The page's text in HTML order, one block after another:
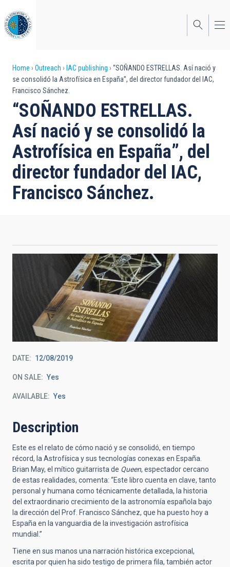
to
main
content
Breadcrumb
Home Outreach IAC publishing
“SOÑANDO ESTRELLAS. Así nació y
se consolidó la Astrofísica en España”, del director fundador del IAC,
Francisco Sánchez.
“SOÑANDO ESTRELLAS.
Así nació y se consolidó la
Astrofísica en España”, del
director fundador del IAC,
Francisco Sánchez.
DATE 12/08/2019
ON SALE Yes
AVAILABLE Yes
Description
Este es el relato de cómo nació y se consolidó, en tiempo
récord, la Astrofísica y sus tecnologías conexas en España.
Brian May, el mítico guitarrista de Queen, espectador cercano
de estas realidades, comenta: “Este libro cuenta en clave, tanto
personal y humana como técnicamente detallada, la historia
del extraordinario crecimiento de la astronomía española bajo
la dirección del Prof. Francisco Sánchez, que ha puesto hoy a
España en la vanguardia de la investigación astrofísica
mundial.”
Tiene en sus manos una narración histórica excepcional,
escrita por quien ha sido testigo de primera fila, también actor